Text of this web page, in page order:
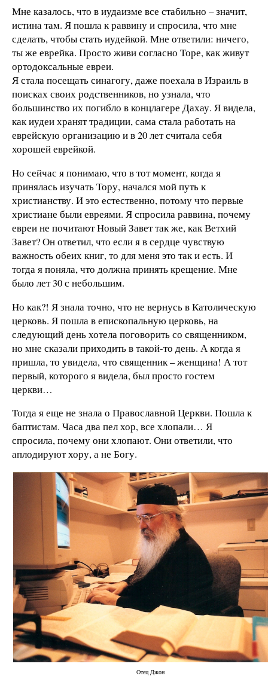
Мне казалось, что в иудаизме все стабильно – значит,
истина там. Я пошла к раввину и спросила, что мне
сделать, чтобы стать иудейкой. Мне ответили: ничего,
ты же еврейка. Просто живи согласно Торе, как живут
ортодоксальные евреи.
Я стала посещать синагогу, даже поехала в Израиль в
поисках своих родственников, но узнала, что
большинство их погибло в концлагере Дахау. Я видела,
как иудеи хранят традиции, сама стала работать на
еврейскую организацию и в 20 лет считала себя
хорошей еврейкой.
Но сейчас я понимаю, что в тот момент, когда я
принялась изучать Тору, начался мой путь к
христианству. И это естественно, потому что первые
христиане были евреями. Я спросила раввина, почему
евреи не почитают Новый Завет так же, как Ветхий
Завет? Он ответил, что если я в сердце чувствую
важность обеих книг, то для меня это так и есть. И
тогда я поняла, что должна принять крещение. Мне
было лет 30 с небольшим.
Но как?! Я знала точно, что не вернусь в Католическую
церковь. Я пошла в епископальную церковь, на
следующий день хотела поговорить со священником,
но мне сказали приходить в такой-то день. А когда я
пришла, то увидела, что священник – женщина! А тот
первый, которого я видела, был просто гостем
церкви…
Тогда я еще не знала о Православной Церкви. Пошла к
баптистам. Часа два пел хор, все хлопали… Я
спросила, почему они хлопают. Они ответили, что
аплодируют хору, а не Богу.
Отец Джон